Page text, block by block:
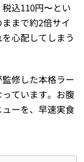
込110円〜とい
まで約2倍サイ
心配してしまう
修した本格ラー
ています。お腹
ーを、早速実食